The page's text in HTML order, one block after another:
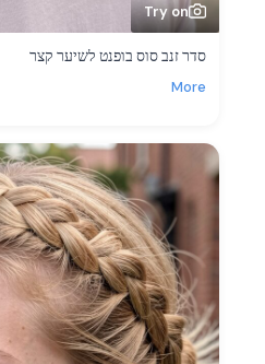
Try on
סדר זנב סוס בופנט לשיער קצר
More